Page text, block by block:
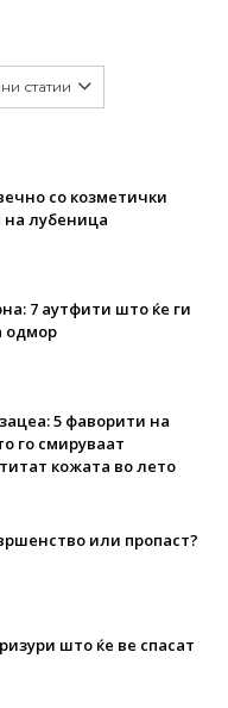
статии
со козметички
на лубеница
7 аутфити што ќе ги
одмор
5 фаворити на
го смируваат
кожата во лето
или пропаст?
што ќе ве спасат